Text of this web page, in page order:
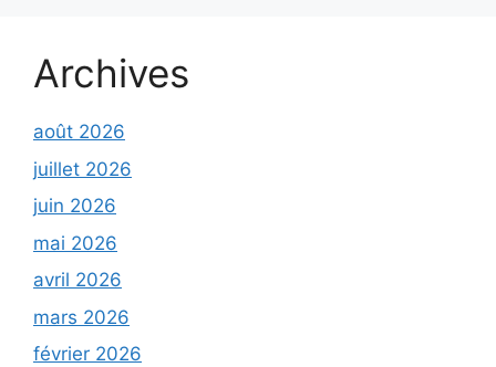
Archives
août 2026
juillet 2026
juin 2026
mai 2026
avril 2026
mars 2026
février 2026